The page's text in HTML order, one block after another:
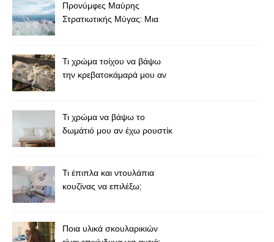
Προνύμφες Μαύρης
Στρατιωτικής Μύγας: Μια
Τι χρώμα τοίχου να βάψω
την κρεβατοκάμαρά μου αν
Τι χρώμα να βάψω το
δωμάτιό μου αν έχω ρουστίκ
Τι έπιπλα και ντουλάπια
κουζίνας να επιλέξω;
Ποια υλικά σκουλαρικιών